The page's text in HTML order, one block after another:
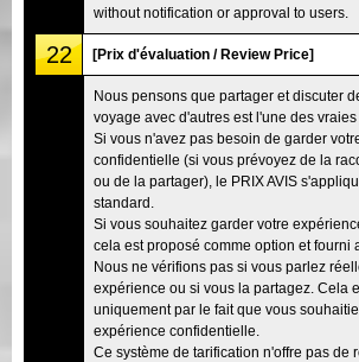
without notification or approval to users.
22 [Prix d'évaluation / Review Price]
Nous pensons que partager et discuter
voyage avec d'autres est l'une des vraies
Si vous n'avez pas besoin de garder
confidentielle (si vous prévoyez de la
ou de la partager), le PRIX AVIS
standard.
Si vous souhaitez garder votre
cela est proposé comme option et fourni
Nous ne vérifions pas si vous parlez
expérience ou si vous la partagez. Cela
uniquement par le fait que vous
expérience confidentielle.
Ce système de tarification n'offre pas de